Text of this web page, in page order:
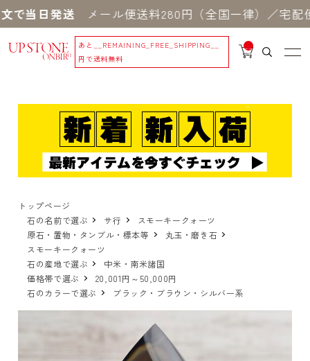
当日発送メール便送料280円（全国一律）／宅配
あと
__REMAINING_FREE_SHIPPING__
円で送料無料
__
IT
_
トップページ
石の名前で選ぶ
サ行
スモーキークォーツ
原石・置物・タンブル・標本等
丸玉・磨き石
スモーキークォーツ
石の産地で選ぶ
中米・南米諸国
価格帯で選ぶ
20,001円～50,000円
石のカラーで選ぶ
ブラック・ブラウン・シルバー系